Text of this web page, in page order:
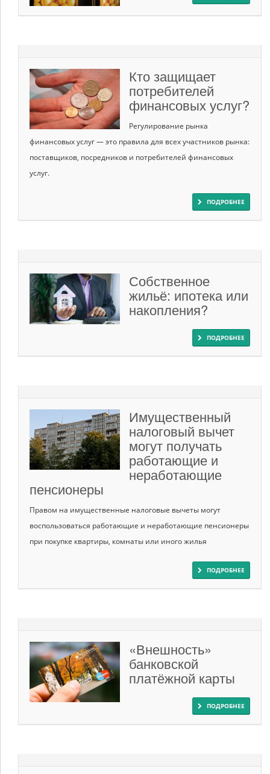
Кто защищает
потребителей
финансовых услуг?
Регулирование рынка
финансовых услуг — это правила для всех участников рынка:
поставщиков, посредников и потребителей финансовых
услуг.
ПОДРОБНЕЕ
Собственное
жильё: ипотека или
накопления?
ПОДРОБНЕЕ
Имущественный
налоговый вычет
могут получать
работающие и
неработающие
пенсионеры
Правом на имущественные налоговые вычеты могут
воспользоваться работающие и неработающие пенсионеры
при покупке квартиры, комнаты или иного жилья
ПОДРОБНЕЕ
«Внешность»
банковской
платёжной карты
ПОДРОБНЕЕ